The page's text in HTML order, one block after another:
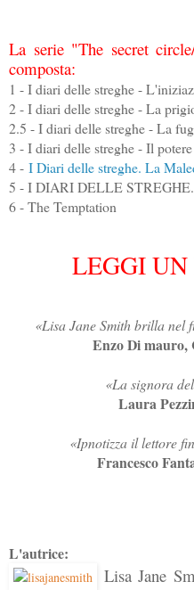
La serie "The secret
composta:
1 - I diari delle streghe -
2 - I diari delle streghe - La
2.5 - I diari delle streghe - La
3 - I diari delle streghe - Il
4 - I Diari delle streghe. La
5 - I DIARI DELLE
6 - The Temptation
LEGGI UN
«Lisa Jane Smith brilla nel
Enzo Di mauro,
«La signora
Laura
«Ipnotizza il lettore
Francesco
L'autrice:
Lisa Jane